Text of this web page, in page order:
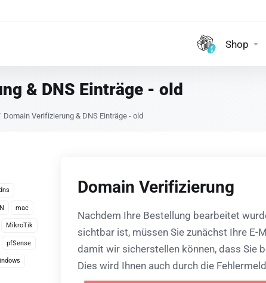
Shop
& DNS Einträge - old
Domain Verifizierung & DNS Einträge - old
mac
MikroTik
pfSense
Domain Verifizierung
Nachdem Ihre Bestellung bearbeitet
sichtbar ist, müssen Sie zunächst Ihre E-
damit wir sicherstellen können, dass Sie
Dies wird Ihnen auch durch die